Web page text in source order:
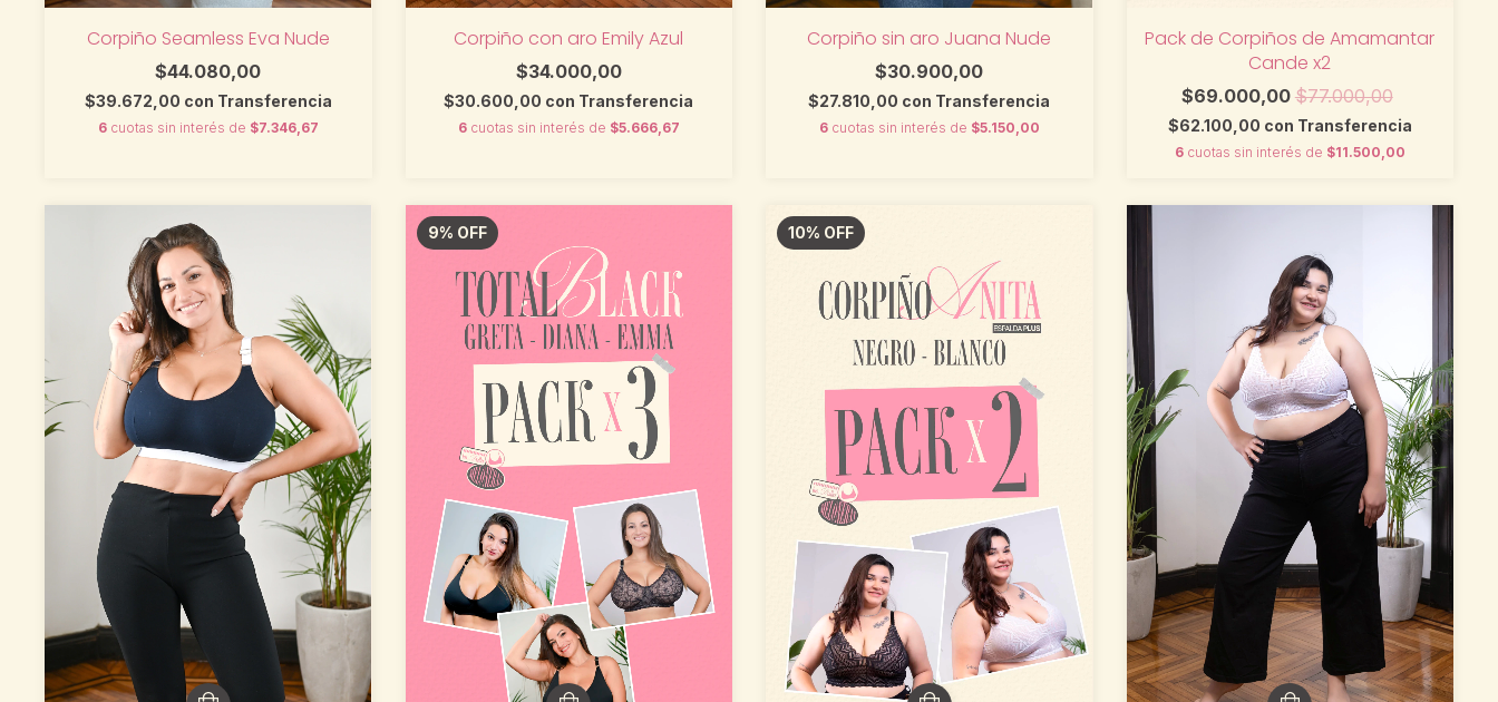
Corpiño Seamless Eva Nude
$44.080,00
$39.672,00 con Transferencia
6 cuotas sin interés de $7.346,67
Corpiño con aro Emily Azul
$34.000,00
$30.600,00 con Transferencia
6 cuotas sin interés de $5.666,67
Corpiño sin aro Juana Nude
$30.900,00
$27.810,00 con Transferencia
6 cuotas sin interés de $5.150,00
Pack de Corpiños de Amamantar
Cande x2
$69.000,00 $77.000,00
$62.100,00 con Transferencia
6 cuotas sin interés de $11.500,00
9% OFF 10% OFF